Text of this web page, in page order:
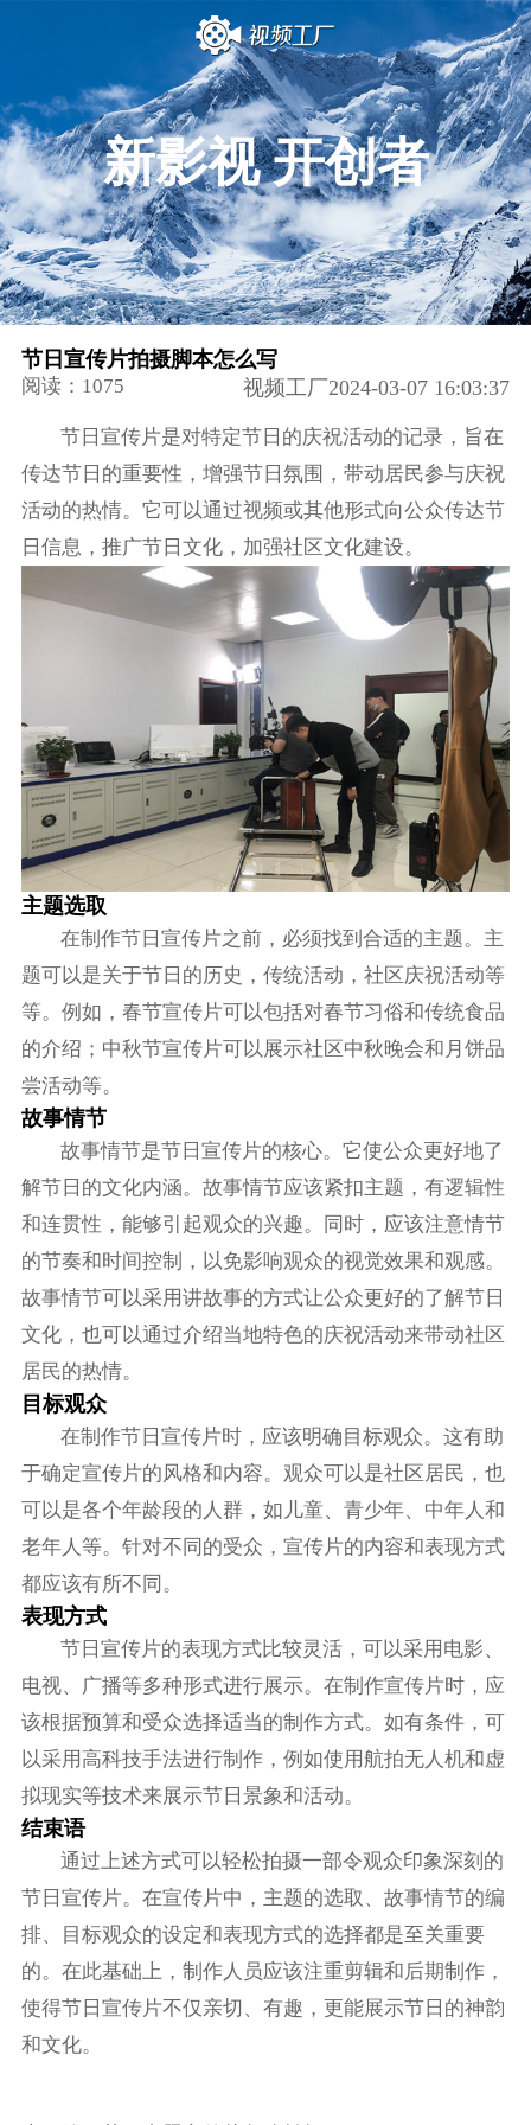
新影视 开创者
节日宣传片拍摄脚本怎么写
阅读：1075 视频工厂2024-03-07 16:03:37
节日宣传片是对特定节日的庆祝活动的记录，旨在
传达节日的重要性，增强节日氛围，带动居民参与庆祝
活动的热情。它可以通过视频或其他形式向公众传达节
日信息，推广节日文化，加强社区文化建设。
主题选取
在制作节日宣传片之前，必须找到合适的主题。主
题可以是关于节日的历史，传统活动，社区庆祝活动等
等。例如，春节宣传片可以包括对春节习俗和传统食品
的介绍；中秋节宣传片可以展示社区中秋晚会和月饼品
尝活动等。
故事情节
故事情节是节日宣传片的核心。它使公众更好地了
解节日的文化内涵。故事情节应该紧扣主题，有逻辑性
和连贯性，能够引起观众的兴趣。同时，应该注意情节
的节奏和时间控制，以免影响观众的视觉效果和观感。
故事情节可以采用讲故事的方式让公众更好的了解节日
文化，也可以通过介绍当地特色的庆祝活动来带动社区
居民的热情。
目标观众
在制作节日宣传片时，应该明确目标观众。这有助
于确定宣传片的风格和内容。观众可以是社区居民，也
可以是各个年龄段的人群，如儿童、青少年、中年人和
老年人等。针对不同的受众，宣传片的内容和表现方式
都应该有所不同。
表现方式
节日宣传片的表现方式比较灵活，可以采用电影、
电视、广播等多种形式进行展示。在制作宣传片时，应
该根据预算和受众选择适当的制作方式。如有条件，可
以采用高科技手法进行制作，例如使用航拍无人机和虚
拟现实等技术来展示节日景象和活动。
结束语
通过上述方式可以轻松拍摄一部令观众印象深刻的
节日宣传片。在宣传片中，主题的选取、故事情节的编
排、目标观众的设定和表现方式的选择都是至关重要
的。在此基础上，制作人员应该注重剪辑和后期制作，
使得节日宣传片不仅亲切、有趣，更能展示节日的神韵
和文化。